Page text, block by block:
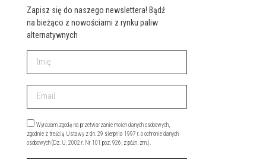
Zapisz się do naszego newslettera! Bądź
na bieżąco z nowościami z rynku paliw
alternatywnych
Wyrażam zgodę na przetwarzanie moich danych osobowych,
zgodnie z treścią Ustawy z dn. 29 sierpnia 1997 r. o ochronie danych
osobowych (Dz. U. 2002 r. Nr 101 poz. 926, z późn. zm.).